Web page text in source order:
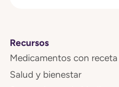
Recursos
Medicamentos con receta
Salud y bienestar